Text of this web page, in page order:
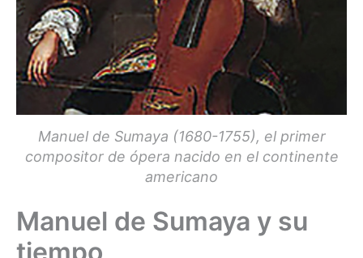
Manuel de Sumaya (1680-1755), el primer
compositor de ópera nacido en el continente
americano
Manuel de Sumaya y su